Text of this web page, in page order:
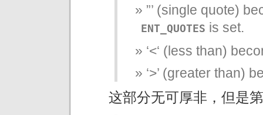
”’ (single quote)
ENT_QUOTES is set.
‘<‘ (less than)
‘>’ (greater than)
这部分无可厚非，但是